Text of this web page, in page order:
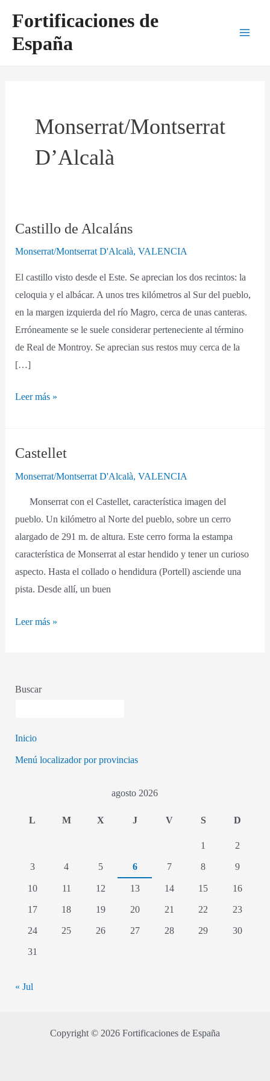
contenido
Fortificaciones de
España
Monserrat/Montserrat
D’Alcalà
Castillo de Alcaláns
Monserrat/Montserrat D'Alcalà,VALENCIA
El castillo visto desde el Este. Se aprecian los dos recintos: la
celoquia y el albácar. A unos tres kilómetros al Sur del pueblo,
en la margen izquierda del río Magro, cerca de unas canteras.
Erróneamente se le suele considerar perteneciente al término
de Real de Montroy. Se aprecian sus restos muy cerca de la
[…]
Castillo
Leer más »
Castellet
Monserrat/Montserrat D'Alcalà,VALENCIA
Monserrat con el Castellet, característica imagen del
pueblo. Un kilómetro al Norte del pueblo, sobre un cerro
alargado de 291 m. de altura. Este cerro forma la estampa
característica de Monserrat al estar hendido y tener un curioso
aspecto. Hasta el collado o hendidura (Portell) asciende una
pista. Desde allí, un buen
Castellet
Leer más »
Buscar
Inicio
Menú localizador por provincias
agosto 2026
L M X J V S D
1
2
3
4 5 6 7 8
9
10
11 12 13 14 15
16
17
18 19 20 21 22
23
24
25 26 27 28 29
30
31
« Jul
Copyright © 2026 Fortificaciones de España